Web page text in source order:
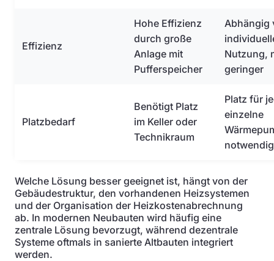
Effizienz
Hohe Effizienz
durch große
Anlage mit
Pufferspeicher
Abhängig
Nutzung,
geringer
Platzbedarf
Benötigt Platz
im Keller oder
Technikraum
Platz für
einzelne
notwendig
Welche Lösung besser geeignet ist, hängt von der
Gebäudestruktur, den vorhandenen Heizsystemen
und der Organisation der Heizkostenabrechnung
ab. In modernen Neubauten wird häufig eine
zentrale Lösung bevorzugt, während dezentrale
Systeme oftmals in sanierte Altbauten integriert
werden.